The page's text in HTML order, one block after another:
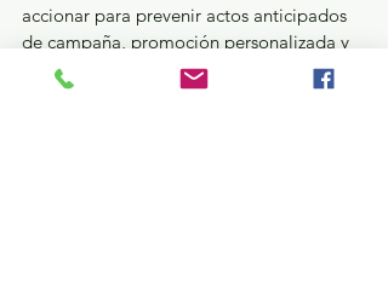
accionar para prevenir actos anticipados
de campaña, promoción personalizada y
uso indebido de recursos públicos.